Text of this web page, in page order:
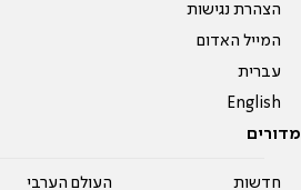
הצהרת נגישות
המייל האדום
עברית
English
מדורים
חדשות העולם הערבי